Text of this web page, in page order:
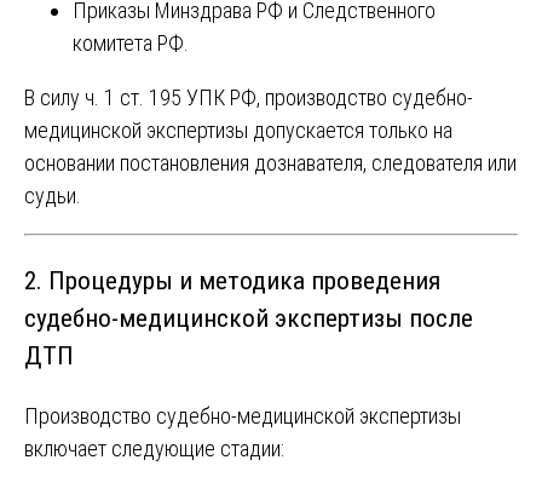
Приказы Минздрава РФ и Следственного
комитета РФ.
В силу ч. 1 ст. 195 УПК РФ, производство судебно-
медицинской экспертизы допускается только на
основании постановления дознавателя, следователя или
судьи.
2. Процедуры и методика проведения
судебно-медицинской экспертизы после
ДТП
Производство судебно-медицинской экспертизы
включает следующие стадии: